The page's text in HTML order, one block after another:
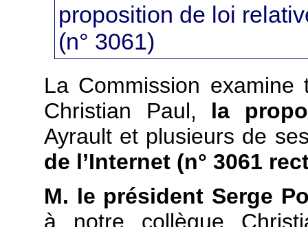
proposition de loi
(n° 3061)
La Commission
Christian Paul, la
Ayrault et plusieurs de
de l’Internet (n° 3061
M. le président Serge
à notre collègue